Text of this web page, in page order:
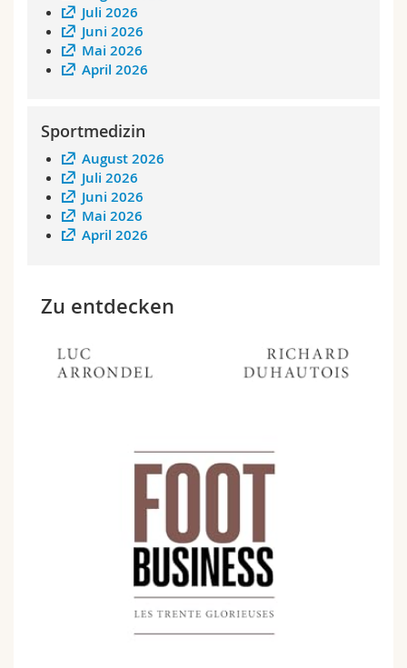
Fak. für Erziehungs- und Bildungswissenschaften
Interfakultär
Forschende
Doktorierende
Bibliotheken
Vorlesungsverzeichnis
MyUnifr
Juli 2026
Juni 2026
Mai 2026
April 2026
Sportmedizin
August 2026
Juli 2026
Juni 2026
Mai 2026
April 2026
Zu entdecken